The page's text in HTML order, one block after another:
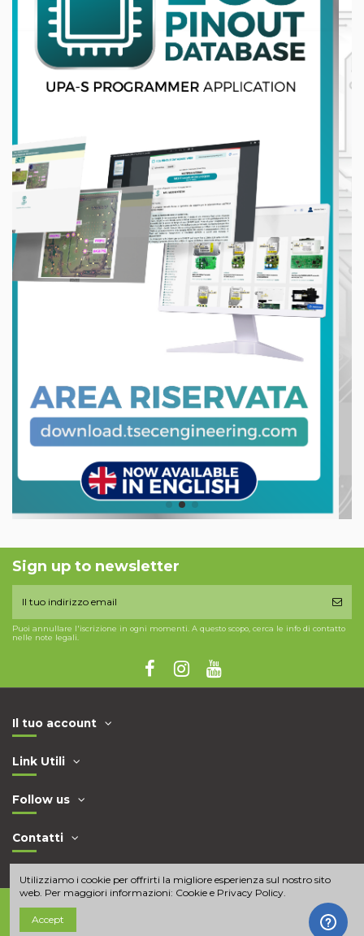
Sign up to newsletter
Puoi annullare l'iscrizione in ogni momenti. A questo scopo, cerca le info di contatto
nelle note legali.
Il tuo account
Link Utili
Follow us
Contatti
Utilizziamo i cookie per offrirti la migliore esperienza sul nostro sito
web. Per maggiori informazioni: Cookie e Privacy Policy.
Accept